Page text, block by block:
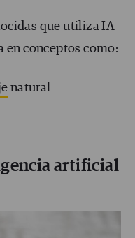
que utiliza IA
en conceptos como:
natural
artificial